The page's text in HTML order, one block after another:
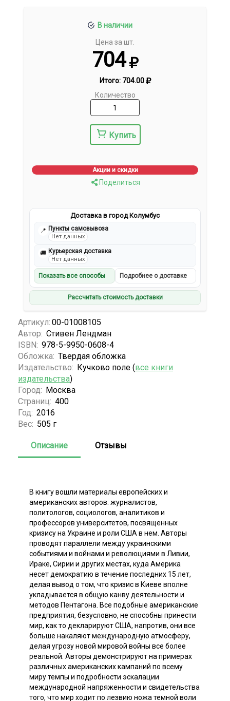
В наличии
Цена за шт.
704
Итого: 704.00
Количество
Купить
Акции и скидки
Поделиться
Доставка в город Колумбус
📍 Пункты самовывоза
Нет данных
🚚 Курьерская доставка
Нет данных
Показать все способы Подробнее о доставке
Рассчитать стоимость доставки
Артикул: 00-01008105
Автор: Стивен Лендман
ISBN: 978-5-9950-0608-4
Обложка: Твердая обложка
Издательство: Кучково поле (все книги
издательства)
Город: Москва
Страниц: 400
Год: 2016
Вес: 505 г
Описание Отзывы
В книгу вошли материалы европейских и
американских авторов: журналистов,
политологов, социологов, аналитиков и
профессоров университетов, посвященных
кризису на Украине и роли США в нем. Авторы
проводят параллели между украинскими
событиями и войнами и революциями в Ливии,
Ираке, Сирии и других местах, куда Америка
несет демократию в течение последних 15 лет,
делая вывод о том, что кризис в Киеве вполне
укладывается в общую канву деятельности и
методов Пентагона. Все подобные американские
предприятия, безусловно, не способны принести
мир, как то декларируют США, напротив, они все
больше накаляют международную атмосферу,
делая угрозу новой мировой войны все более
реальной. Авторы демонстрируют на примерах
различных американских кампаний по всему
миру темпы и подробности эскалации
международной напряженности и свидетельства
того, что мир ходит по лезвию ножа темной воли